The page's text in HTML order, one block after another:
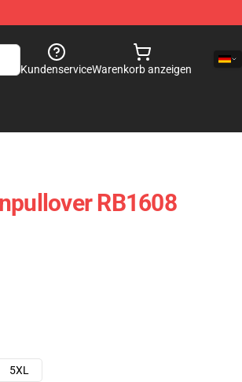
KundenserviceWarenkorb anzeigen
RB1608
5XL